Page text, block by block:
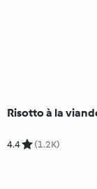
Risotto à la
4.4 (1.2K)